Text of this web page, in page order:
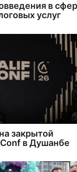
в
услуг
закрытой
в Душанбе